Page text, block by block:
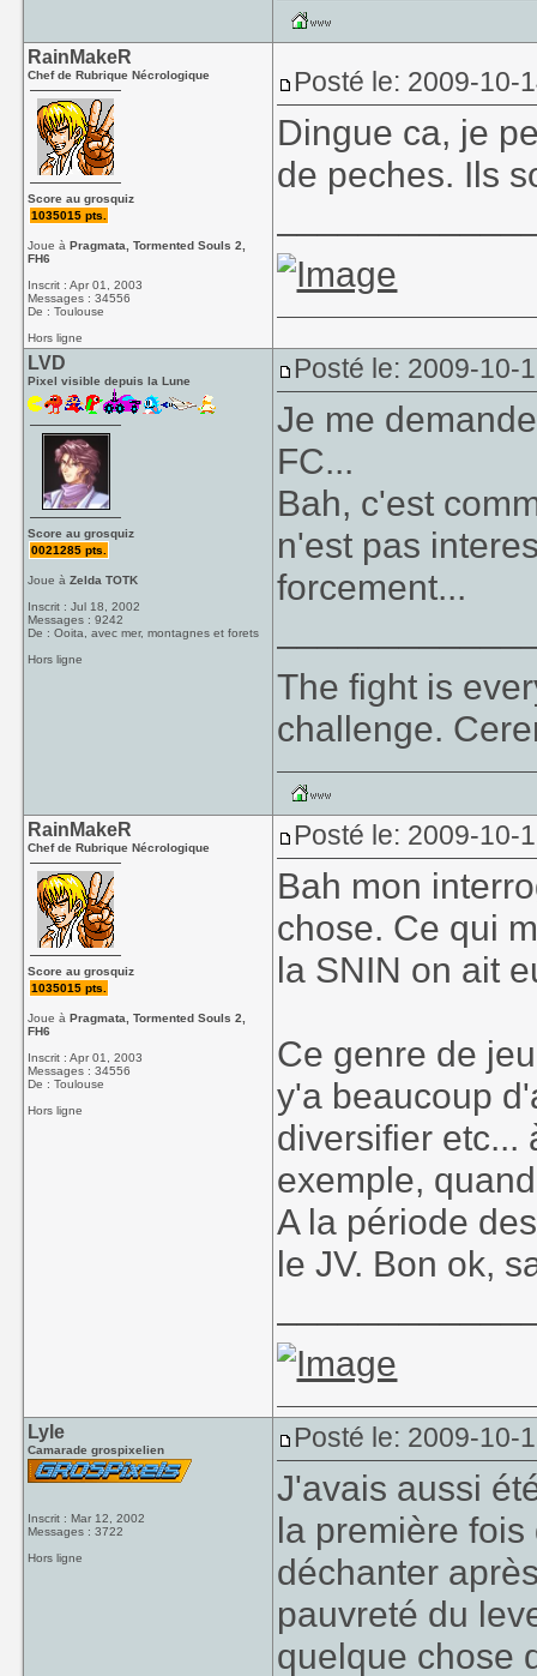
RainMakeR
Chef de Rubrique Nécrologique
Score au grosquiz
1035015 pts.
Joue àPragmata, Tormented Souls 2,
FH6
Inscrit : Apr 01, 2003
Messages : 34556
De : Toulouse
Hors ligne
Posté le: 2009-10-
Dingue ca, je
de peches. Ils
LVD
Pixel visible depuis la Lune
Score au grosquiz
0021285 pts.
Joue àZelda TOTK
Inscrit : Jul 18, 2002
Messages : 9242
De : Ooita, avec mer, montagnes et forets
Hors ligne
Posté le: 2009-10-
Je me
FC...
Bah, c'est
n'est pas
forcement...
The fight is
challenge.
RainMakeR
Chef de Rubrique Nécrologique
Score au grosquiz
1035015 pts.
Joue àPragmata, Tormented Souls 2,
FH6
Inscrit : Apr 01, 2003
Messages : 34556
De : Toulouse
Hors ligne
Posté le: 2009-10-
Bah mon
chose. Ce qui
la SNIN on ait
Ce genre de
y'a beaucoup
diversifier etc...
exemple,
A la période
le JV. Bon ok,
Lyle
Camarade grospixelien
Inscrit : Mar 12, 2002
Messages : 3722
Hors ligne
Posté le: 2009-10-
J'avais aussi
la première
déchanter
pauvreté du
quelque chose